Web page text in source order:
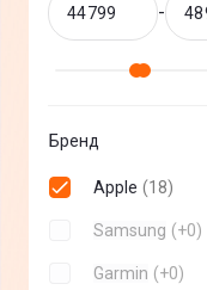
-
Бренд
Apple (18)
Samsung (+0)
Garmin (+0)